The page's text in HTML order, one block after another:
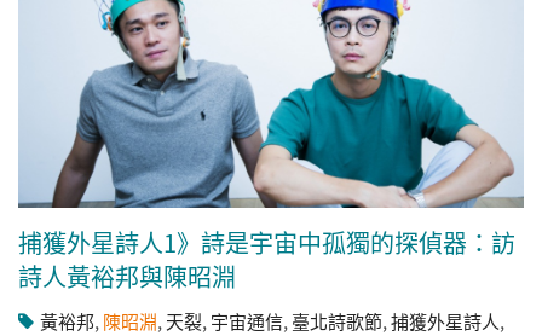
捕獲外星詩人1》詩是宇宙中孤獨的探偵器：訪
詩人黃裕邦與陳昭淵
黃裕邦, 陳昭淵, 天裂, 宇宙通信, 臺北詩歌節,捕獲外星詩人,